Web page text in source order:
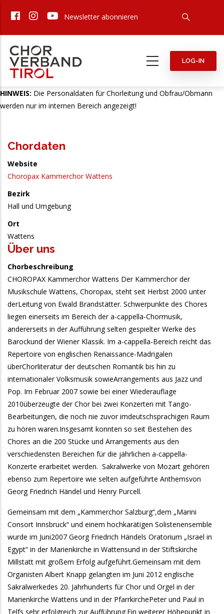
zum
Newsletter abonnieren
LOG-IN
HINWEIS: Die Personaldaten für Chorleitung und Obfrau/Obmann
werden nur im internen Bereich angezeigt!
Chordaten
Website
Choropax Kammerchor Wattens
Bezirk
Hall und Umgebung
Ort
Wattens
Über uns
Chorbeschreibung
CHOROPAX Kammerchor Wattens Der Kammerchor der
Musikschule Wattens, Choropax, steht seit Herbst 2000 unter
derLeitung von Ewald Brandstätter. Schwerpunkte des Chores
liegen einerseits im Bereich der a-cappella-Chormusik,
andererseits in der Aufführung selten gespielter Werke des
Barockund der Wiener Klassik. Im a-cappella-Bereich reicht das
Repertoire von englischen Renaissance-Madrigalen
überChorliteratur der deutschen Romantik bis hin zu
internationaler Volksmusik sowieArrangements aus Jazz und
Pop. Im Februar 2007 sowie bei einer Wiederauflage
2010überzeugte der Chor bei zwei Konzerten mit Tango-
Bearbeitungen, die noch nie zuvor imdeutschsprachigen Raum
zu hören waren.Insgesamt konnten so seit Bestehen des
Chores an die 200 Stücke und Arrangements aus den
verschiedensten Bereichen für die jährlichen a-cappella-
Konzerte erarbeitet werden. Sakralwerke von Mozart gehören
ebenso zum Repertoire wie selten aufgeführte Anthemsvon
Georg Friedrich Händel und Henry Purcell.
Gemeinsam mit dem „Kammerchor Salzburg“,dem „Marini
Consort Innsbruck“ und einem hochkarätigen Solistenensemble
wurde im Juni2007 Georg Friedrich Händels Oratorium „Israel in
Egypt“ in der Marienkirche in Wattensund in der Stiftskirche
Millstatt mit großem Erfolg aufgeführt.Gemeinsam mit dem
Organisten Albert Knapp gelangten im Juni 2012 englische
Sakralwerkedes 20. Jahrhunderts für Chor und Orgel in der
Marienkirche Wattens und in der PfarrkirchePeter und Paul in
Telfs sehr erfolgreich zur Aufführung.Ein weiterer Höhepunkt in